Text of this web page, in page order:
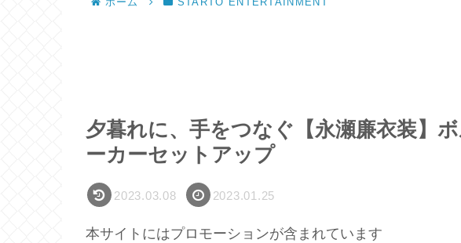
夕暮れに、手をつなぐ【永瀬廉衣装】
ーカーセットアップ
2023.03.08 2023.01.25
本サイトにはプロモーションが含まれています